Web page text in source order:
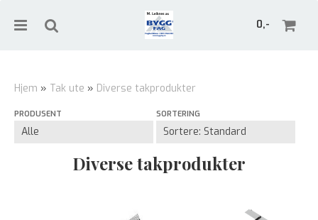
0,-
Hjem » Tak ute » Diverse takprodukter
PRODUSENT SORTERING
Diverse takprodukter